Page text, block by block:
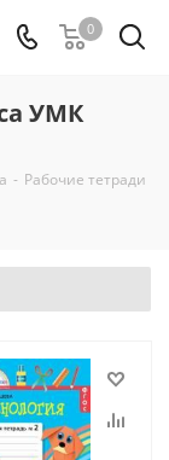
0
УМК
- Рабочие тетради